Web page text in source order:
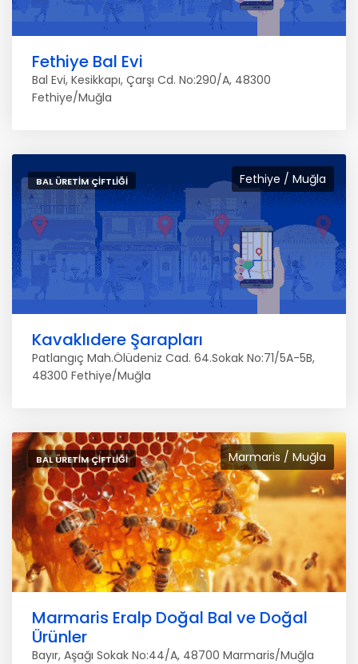
Fethiye Bal Evi
Bal Evi, Kesikkapı, Çarşı Cd. No:290/A, 48300
Fethiye/Muğla
Fethiye / Muğla
BAL ÜRETIM ÇIFTLIĞI
Kavaklıdere Şarapları
Patlangıç Mah.Ölüdeniz Cad. 64.Sokak No:71/5A-5B,
48300 Fethiye/Muğla
Marmaris / Muğla
BAL ÜRETIM ÇIFTLIĞI
Marmaris Eralp Doğal Bal ve Doğal
Ürünler
Bayır, Aşağı Sokak No:44/A, 48700 Marmaris/Muğla